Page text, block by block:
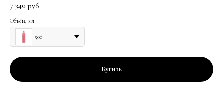
7 340 руб.
Объём, мл
500
Купить